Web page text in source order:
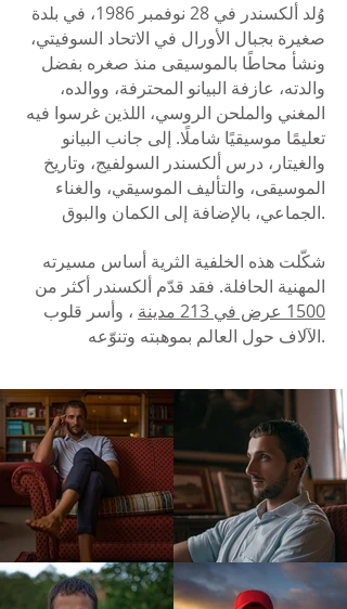
وُلد ألكسندر في 28 نوفمبر 1986، في بلدة
صغيرة بجبال الأورال في الاتحاد السوفيتي،
ونشأ محاطًا بالموسيقى منذ صغره بفضل
والدته، عازفة البيانو المحترفة، ووالده،
المغني والملحن الروسي، اللذين غرسوا فيه
تعليمًا موسيقيًا شاملًا. إلى جانب البيانو
والغيتار، درس ألكسندر السولفيج، وتاريخ
الموسيقى، والتأليف الموسيقي، والغناء
الجماعي، بالإضافة إلى الكمان والبوق.
شكّلت هذه الخلفية الثرية أساس مسيرته
المهنية الحافلة. فقد قدّم ألكسندر أكثر من
1500 عرض في 213 مدينة
، وأسر قلوب
الآلاف حول العالم بموهبته وتنوّعه.